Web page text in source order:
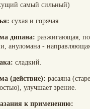
самый сильный)
сухая и горячая
дипана: разжигающая,
ануломана -
сладкий.
(действие): расаяна
улучшает зрение.
к применению: